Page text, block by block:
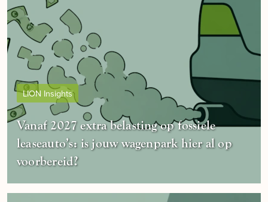
LION Insights
Vanaf 2027 extra belasting op fossiele
leaseauto’s: is jouw wagenpark hier al op
voorbereid?